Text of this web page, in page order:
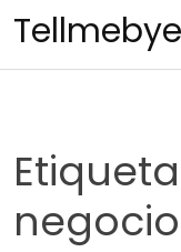
contenido
Tellmebye
negocio